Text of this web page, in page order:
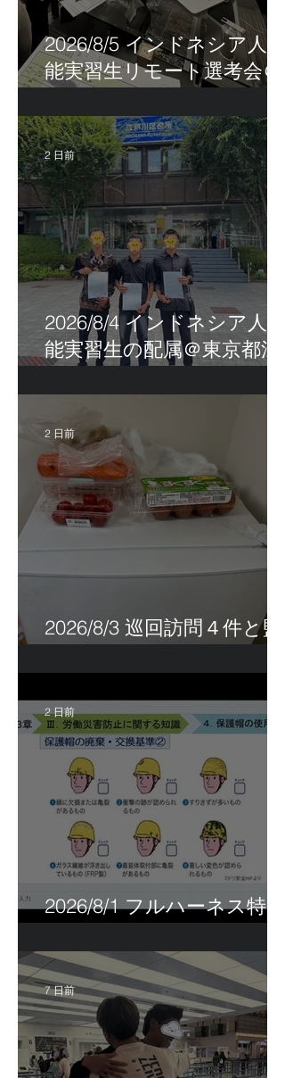
2026/8/5 インドネシア人技
能実習生リモート選考会＠
2026/8/4 インドネシア人技
能実習生の配属＠東京都江
2 日前
2026/8/3 巡回訪問４件と監
2 日前
2026/8/1 フルハーネス特別
2 日前
7 日前